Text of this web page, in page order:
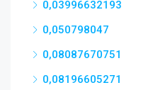
0,03996632193
0,050798047
0,08087670751
0,08196605271